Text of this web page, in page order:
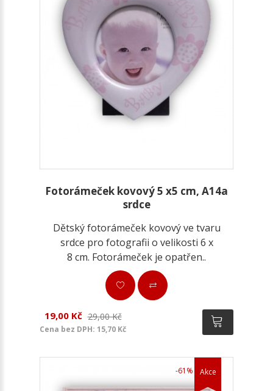
Fotorámeček kovový 5 x5 cm, A14a
srdce
Dětský fotorámeček kovový ve tvaru
srdce pro fotografii o velikosti 6 x
8 cm. Fotorámeček je opatřen..
19,00 Kč 29,00 Kč
Cena bez DPH: 15,70 Kč
Akce
-61%